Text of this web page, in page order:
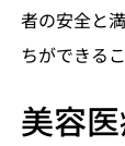
者の安全と
ちができる
美容